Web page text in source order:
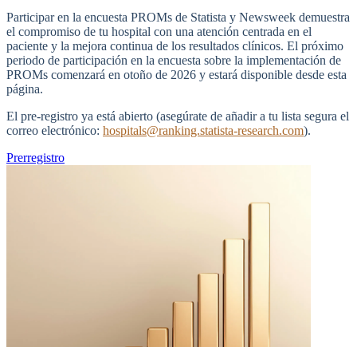
Participar en la encuesta PROMs de Statista y Newsweek demuestra
el compromiso de tu hospital con una atención centrada en el
paciente y la mejora continua de los resultados clínicos. El próximo
periodo de participación en la encuesta sobre la implementación de
PROMs comenzará en otoño de 2026 y estará disponible desde esta
página.
El pre-registro ya está abierto (asegúrate de añadir a tu lista segura el
correo electrónico: hospitals@ranking.statista-research.com).
Prerregistro